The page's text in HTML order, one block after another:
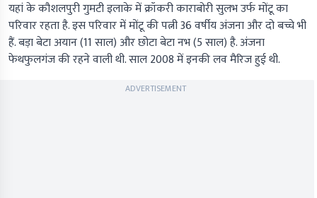
यहां के कौशलपुरी गुमटी इलाके में क्रॉकरी काराबोरी सुलभ उर्फ मोंटू का
परिवार रहता है. इस परिवार में मोंटू की पत्नी 36 वर्षीय अंजना और दो बच्चे भी
हैं. बड़ा बेटा अयान (11 साल) और छोटा बेटा नभ (5 साल) है. अंजना
फेथफुलगंज की रहने वाली थी. साल 2008 में इनकी लव मैरिज हुई थी.
ADVERTISEMENT